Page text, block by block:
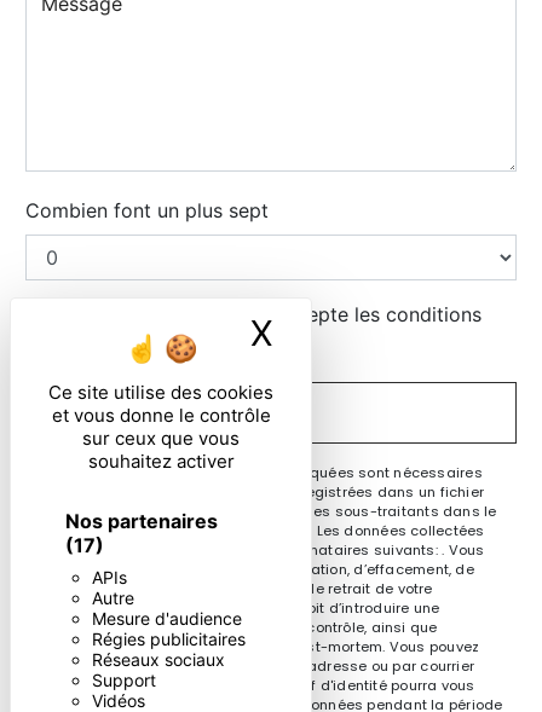
Ce site utilise des cookies
et vous donne le contrôle
sur ceux que vous
souhaitez activer
Nos partenaires
(17)
APIs
Autre
Mesure d'audience
Régies publicitaires
Réseaux sociaux
Support
Vidéos
X Masquer le
Combien font un plus sept
En cochant cette case, j'accepte les conditions
particulières ci-dessous **
ENVOYER
** Les données personnelles communiquées sont nécessaires
aux fins de vous contacter et sont enregistrées dans un fichier
informatisé. Elles sont destinées à et ses sous-traitants dans le
seul but de répondre à votre message. Les données collectées
seront communiquées aux seuls destinataires suivants: . Vous
disposez de droits d’accès, de rectification, d’effacement, de
portabilité, de limitation, d’opposition, de retrait de votre
consentement à tout moment et du droit d’introduire une
réclamation auprès d’une autorité de contrôle, ainsi que
d’organiser le sort de vos données post-mortem. Vous pouvez
exercer ces droits par voie postale à l'adresse ou par courrier
électronique à l'adresse . Un justificatif d'identité pourra vous
être demandé. Nous conservons vos données pendant la période